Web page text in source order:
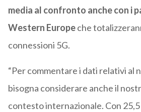
media al confronto anche con i
Western Europeche
connessioni 5G.
“Per commentare i dati relativi al
bisogna considerare anche il
contesto internazionale. Con